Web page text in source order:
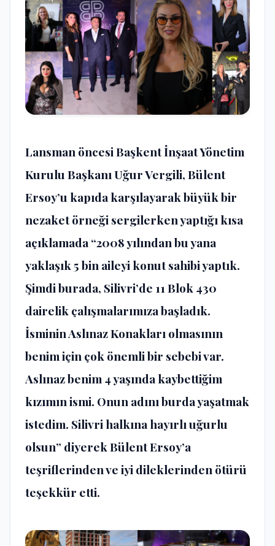
Lansman öncesi Başkent İnşaat Yönetim
Kurulu Başkanı Uğur Vergili, Bülent
Ersoy’u kapıda karşılayarak büyük bir
nezaket örneği sergilerken yaptığı kısa
açıklamada “2008 yılından bu yana
yaklaşık 5 bin aileyi konut sahibi yaptık.
Şimdi burada, Silivri’de 11 Blok 430
dairelik çalışmalarımıza başladık.
İsminin Aslınaz Konakları olmasının
benim için çok önemli bir sebebi var.
Aslınaz benim 4 yaşında kaybettiğim
kızımın ismi. Onun adını burda yaşatmak
istedim. Silivri halkına hayırlı uğurlu
olsun” diyerek Bülent Ersoy’a
teşriflerinden ve iyi dileklerinden ötürü
teşekkür etti.